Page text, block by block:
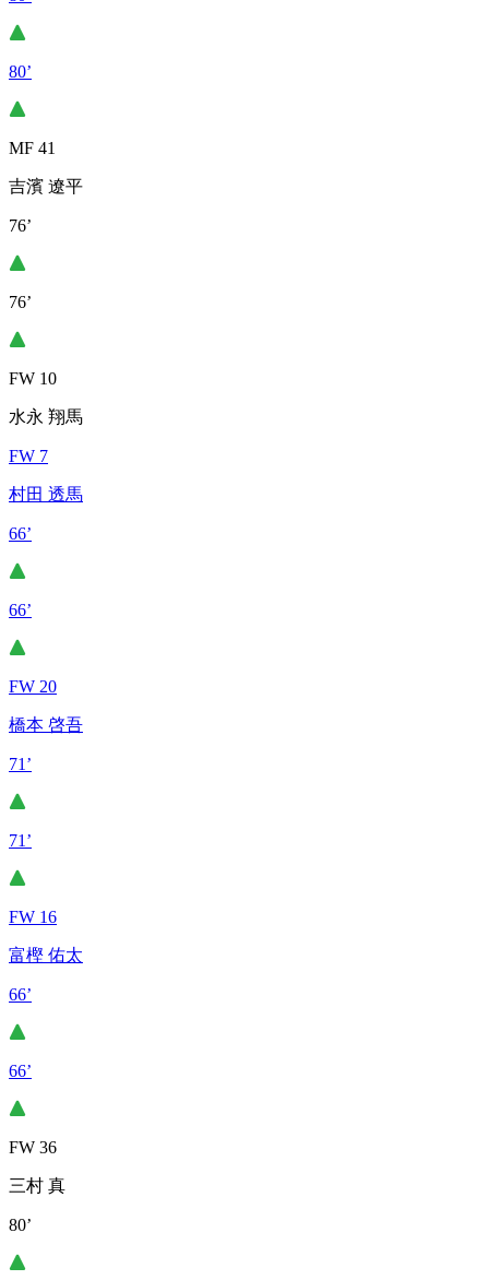
80’
MF 41
吉濱 遼平
76’
76’
FW 10
水永 翔馬
FW 7
村田 透馬
66’
66’
FW 20
橋本 啓吾
71’
71’
FW 16
富樫 佑太
66’
66’
FW 36
三村 真
80’